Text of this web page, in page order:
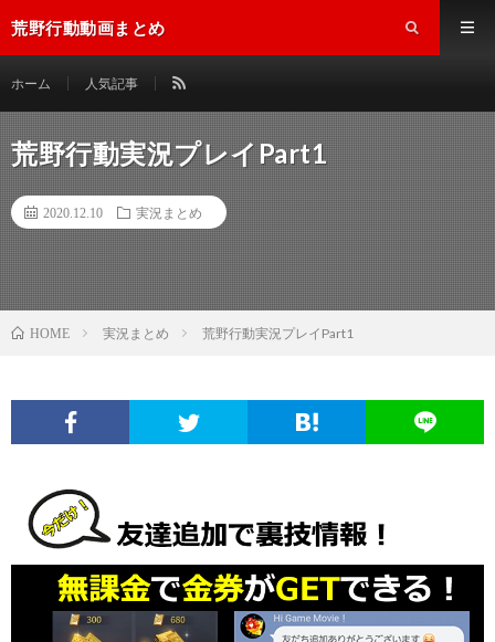
荒野行動動画まとめ
ホーム 人気記事
荒野行動実況プレイPart1
2020.12.10 実況まとめ
HOME 実況まとめ 荒野行動実況プレイPart1